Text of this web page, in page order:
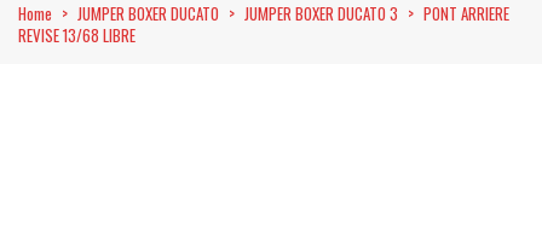
Home > JUMPER BOXER DUCATO > JUMPER BOXER DUCATO 3 > PONT ARRIERE
REVISE 13/68 LIBRE